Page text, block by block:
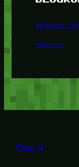
Minetest
Minetest
Foox U